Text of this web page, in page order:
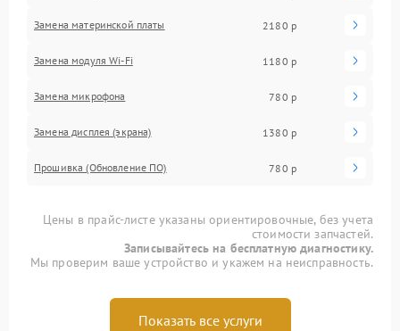
Замена материнской платы 2180 р
Замена модуля Wi-Fi 1180 р
Замена микрофона 780 р
Замена дисплея (экрана) 1380 р
Прошивка (Обновление ПО) 780 р
Цены в прайс-листе указаны ориентировочные, без учета
стоимости запчастей.
Записывайтесь на бесплатную диагностику.
Мы проверим ваше устройство и укажем на неисправность.
Показать все услуги